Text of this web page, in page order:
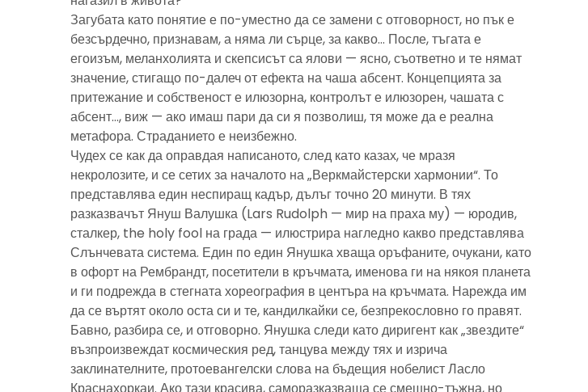
Загубата като понятие е по-уместно да се замени с отговорност, но пък е
безсърдечно, признавам, а няма ли сърце, за какво… После, тъгата е
егоизъм, меланхолията и скепсисът са ялови — ясно, съответно и те нямат
значение, стигащо по-далеч от ефекта на чаша абсент. Концепцията за
притежание и собственост е илюзорна, контролът е илюзорен, чашата с
абсент…, виж — ако имаш пари да си я позволиш, тя може да е реална
метафора. Страданието е неизбежно.
Чудех се как да оправдая написаното, след като казах, че мразя
некролозите, и се сетих за началото на „Веркмайстерски хармонии“. То
представлява един неспиращ кадър, дълъг точно 20 минути. В тях
разказвачът Януш Валушка (Lars Rudolph — мир на праха му) — юродив,
сталкер, the holy fool на града — илюстрира нагледно какво представлява
Слънчевата система. Един по един Янушка хваща оръфаните, очукани, като
в офорт на Рембрандт, посетители в кръчмата, именова ги на някоя планета
и ги подрежда в стегната хореография в центъра на кръчмата. Нарежда им
да се въртят около оста си и те, кандилкайки се, безпрекословно го правят.
Бавно, разбира се, и отговорно. Янушка следи като диригент как „звездите“
възпроизвеждат космическия ред, танцува между тях и изрича
заклинателните, протоевангелски слова на бъдещия нобелист Ласло